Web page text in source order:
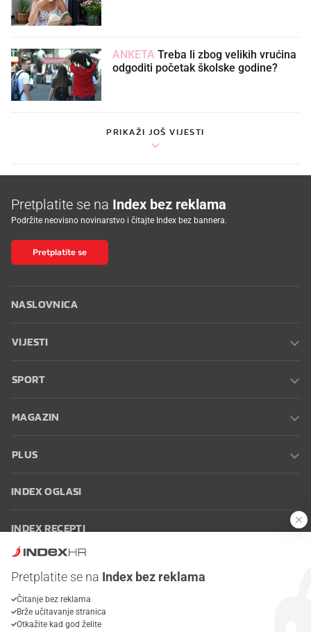
ANKETA
odgoditi početak školske godine?
PRIKAŽI JOŠ VIJESTI
Pretplatite se na Index bez reklama
Podržite neovisno novinarstvo i čitajte Index bez bannera.
Pretplatite se
NASLOVNICA
VIJESTI
SPORT
MAGAZIN
PLUS
INDEX OGLASI
INDEX RECEPTI
Oglašavanje Zaposli se na Indexu
korištenja
Postavke kolačića
Pretplatite se na Index bez reklama
Čitanje bez reklama
Brže učitavanje stranica
Otkažite kad god želite